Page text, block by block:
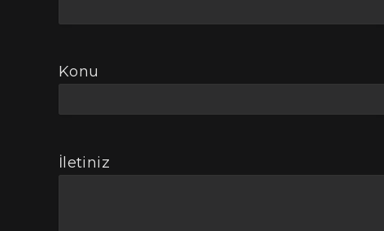
Konu
İletiniz